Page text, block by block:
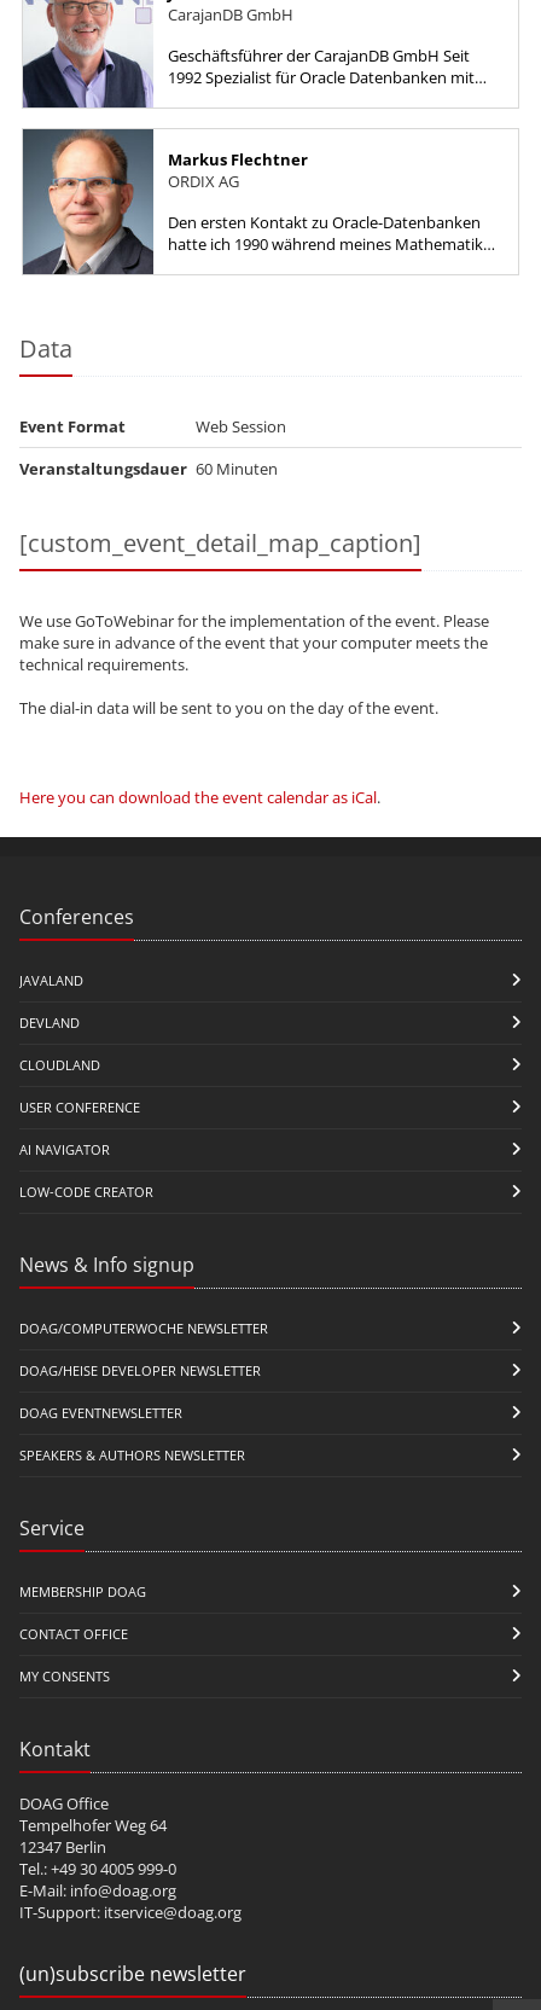
CarajanDB GmbH
Geschäftsführer der CarajanDB GmbH Seit
1992 Spezialist für Oracle Datenbanken mit
Markus Flechtner
ORDIX AG
Den ersten Kontakt zu Oracle-Datenbanken
hatte ich 1990 während meines Mathematik-
Data
Event Format
Web Session
Veranstaltungsdauer 60 Minuten
[custom_event_detail_map_caption]
We use GoToWebinar for the implementation of the event. Please
make sure in advance of the event that your computer meets the
technical requirements.
The dial-in data will be sent to you on the day of the event.
Here you can download the event calendar as iCal.
Conferences
JAVALAND
DEVLAND
CLOUDLAND
USER CONFERENCE
AI NAVIGATOR
LOW-CODE CREATOR
News & Info signup
DOAG/COMPUTERWOCHE NEWSLETTER
DOAG/HEISE DEVELOPER NEWSLETTER
DOAG EVENTNEWSLETTER
SPEAKERS & AUTHORS NEWSLETTER
Service
MEMBERSHIP DOAG
CONTACT OFFICE
MY CONSENTS
Kontakt
DOAG Office
Tempelhofer Weg 64
12347 Berlin
Tel.: +49 30 4005 999-0
E-Mail: info@doag.org
IT-Support: itservice@doag.org
(un)subscribe newsletter